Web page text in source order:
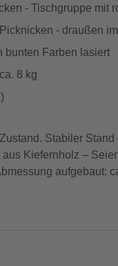
- Tischgruppe mit
- draußen
bunten Farben lasiert
8 kg
Stabiler
Kiefernholz –
aufgebaut: